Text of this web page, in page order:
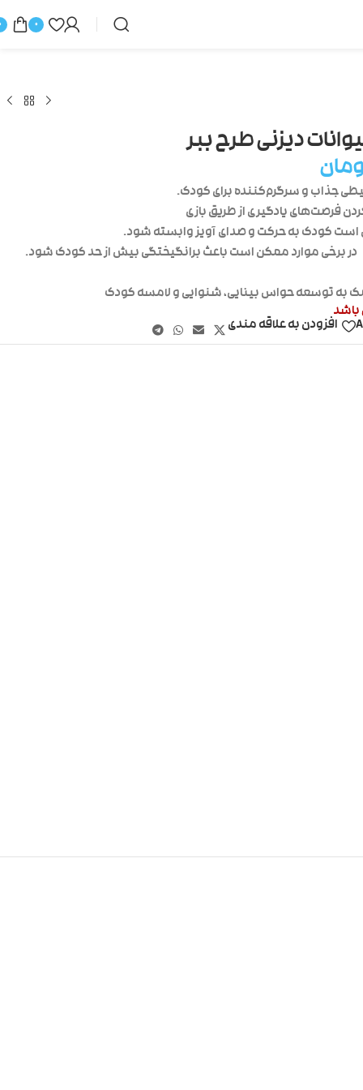
0
دیزنی طرح ببر
جذاب و سرگرم‌کننده برای کودک.
فرصت‌های یادگیری از طریق بازی
کودک به حرکت و صدای آویز وابسته شود.
در برخی موارد ممکن است باعث برانگیختگی بیش از حد کودک شود.
به توسعه حواس بینایی، شنوایی و لامسه کودک
باشد
افزودن به علاقه مندی